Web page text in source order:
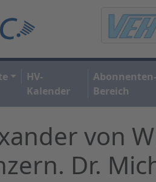
HV-
Kalender
Abonnenten-
Bereich
von
Dr.